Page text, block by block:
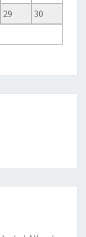
29
30